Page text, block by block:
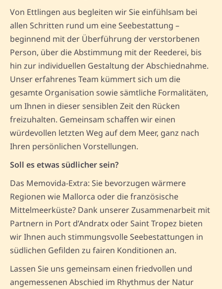
Von Ettlingen aus begleiten wir Sie einfühlsam bei
allen Schritten rund um eine Seebestattung –
beginnend mit der Überführung der verstorbenen
Person, über die Abstimmung mit der Reederei, bis
hin zur individuellen Gestaltung der Abschiednahme.
Unser erfahrenes Team kümmert sich um die
gesamte Organisation sowie sämtliche Formalitäten,
um Ihnen in dieser sensiblen Zeit den Rücken
freizuhalten. Gemeinsam schaffen wir einen
würdevollen letzten Weg auf dem Meer, ganz nach
Ihren persönlichen Vorstellungen.
Soll es etwas südlicher sein?
Das Memovida-Extra: Sie bevorzugen wärmere
Regionen wie Mallorca oder die französische
Mittelmeerküste? Dank unserer Zusammenarbeit mit
Partnern in Port d’Andratx oder Saint Tropez bieten
wir Ihnen auch stimmungsvolle Seebestattungen in
südlichen Gefilden zu fairen Konditionen an.
Lassen Sie uns gemeinsam einen friedvollen und
angemessenen Abschied im Rhythmus der Natur